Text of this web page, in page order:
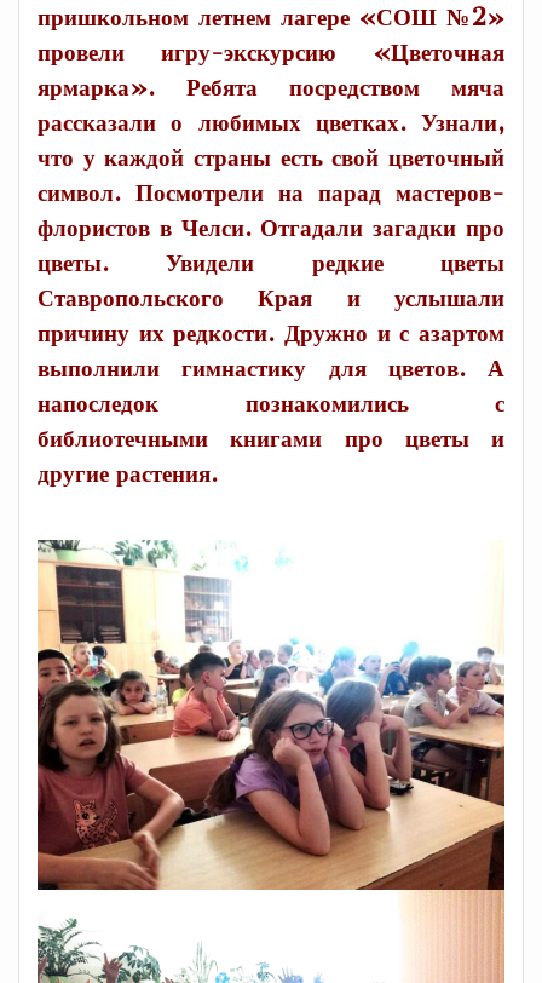
пришкольном летнем лагере «СОШ №2»
провели игру-экскурсию «Цветочная
ярмарка». Ребята посредством мяча
рассказали о любимых цветках. Узнали,
что у каждой страны есть свой цветочный
символ. Посмотрели на парад мастеров-
флористов в Челси. Отгадали загадки про
цветы. Увидели редкие цветы
Ставропольского Края и услышали
причину их редкости. Дружно и с азартом
выполнили гимнастику для цветов. А
напоследок познакомились с
библиотечными книгами про цветы и
другие растения.